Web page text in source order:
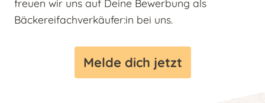
freuen wir uns auf Deine Bewerbung als
Bäckereifachverkäufer:in bei uns.
Melde dich jetzt